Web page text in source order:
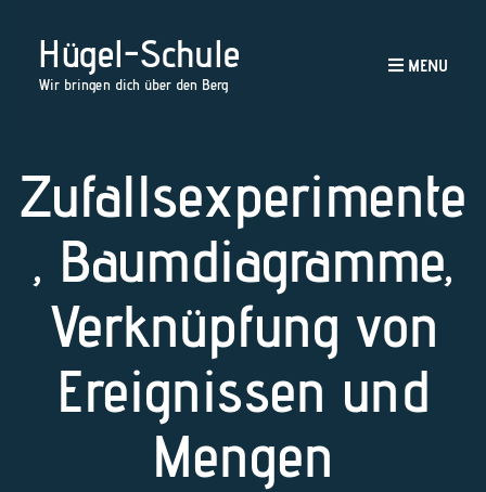
Hügel-Schule
Wir bringen dich über den Berg
MENU
Zufallsexperimente
, Baumdiagramme,
Verknüpfung von
Ereignissen und
Mengen